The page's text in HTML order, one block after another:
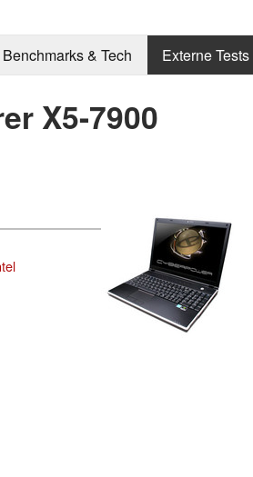
Benchmarks & Tech Externe Tests
X5-7900